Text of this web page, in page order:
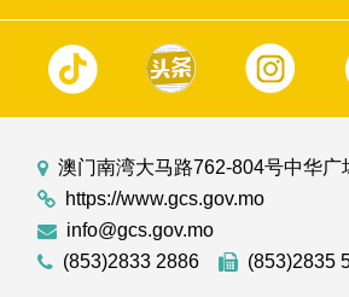
澳门南湾大马路762-804号中华广
https://www.gcs.gov.mo
info@gcs.gov.mo
(853)2833 2886
(853)2835